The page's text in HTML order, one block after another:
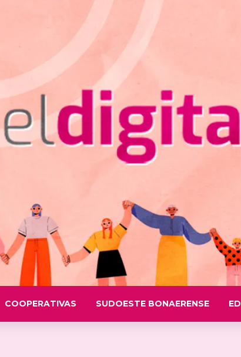
COOPERATIVAS SUDOESTE BONAERENSE